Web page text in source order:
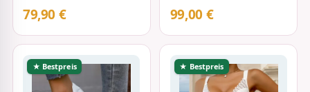
79,90 € 99,00 €
★ Bestpreis ★ Bestpreis